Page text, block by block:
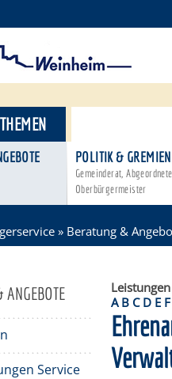
POLITIK & GREMIEN
Gemeinderat, Abgeordnete
Oberbürgermeister
» Beratung &
ANGEBOTE
Service
Leistungen
A B C D E F